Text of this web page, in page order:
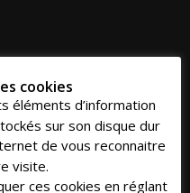
cookies
éléments d’information
sur son disque dur
de vous reconnaitre
visite.
ces cookies en réglant